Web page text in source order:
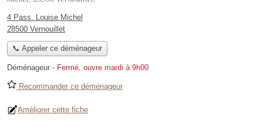
4 Pass. Louise Michel
28500 Vernouillet
📞 Appeler ce déménageur
Déménageur - Fermé, ouvre mardi à 9h00
Recommander ce déménageur
Améliorer cette fiche